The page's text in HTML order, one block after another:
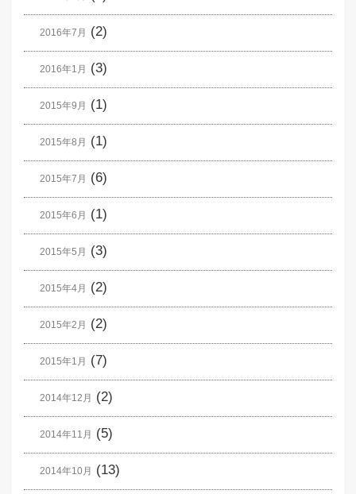
2016年7月 (2)
2016年1月 (3)
2015年9月 (1)
2015年8月 (1)
2015年7月 (6)
2015年6月 (1)
2015年5月 (3)
2015年4月 (2)
2015年2月 (2)
2015年1月 (7)
2014年12月 (2)
2014年11月 (5)
2014年10月 (13)